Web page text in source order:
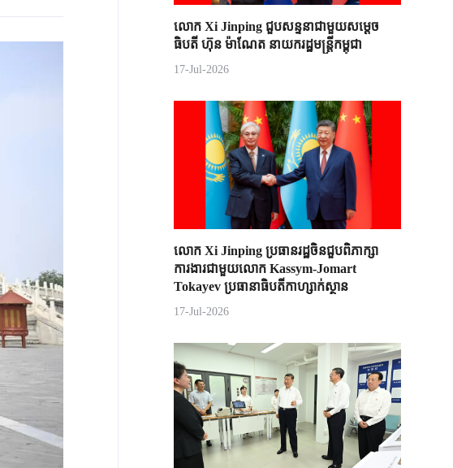
លោក Xi Jinping ជួបសន្ទនាជាមួយសម្តេច
ធិបតី ហ៊ុន ម៉ាណែត នាយករដ្ឋមន្ត្រីកម្ពុជា
17-Jul-2026
លោក Xi Jinping ប្រធានរដ្ឋចិន​ជួបពិភាក្សា​
ការងារជាមួយ​លោក Kassym-Jomart ​
Tokayev ​ប្រធានាធិបតី​កាហ្សាក់ស្ថាន​
17-Jul-2026